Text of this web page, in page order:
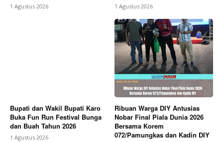
1 Agustus 2026 1 Agustus 2026
Bupati dan Wakil Bupati Karo
Buka Fun Run Festival Bunga
dan Buah Tahun 2026
1 Agustus 2026
Ribuan Warga DIY Antusias
Nobar Final Piala Dunia 2026
Bersama Korem
072/Pamungkas dan Kadin DIY